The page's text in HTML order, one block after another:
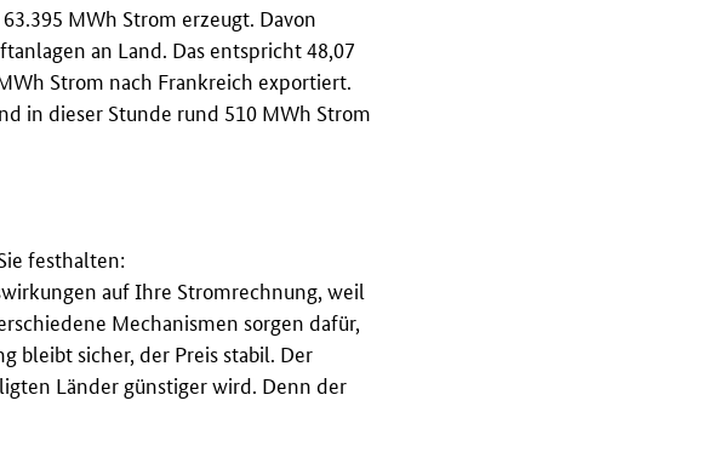
MWh Strom erzeugt. Davon
an Land. Das entspricht 48,07
Strom nach Frankreich exportiert.
in dieser Stunde rund 510 MWh Strom
festhalten:
auf Ihre Stromrechnung, weil
Mechanismen sorgen dafür,
bleibt sicher, der Preis stabil. Der
Länder günstiger wird. Denn der